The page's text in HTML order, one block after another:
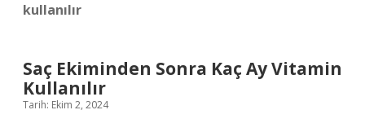
kullanılır
Saç Ekiminden Sonra Kaç Ay Vitamin
Kullanılır
Tarih: Ekim 2, 2024